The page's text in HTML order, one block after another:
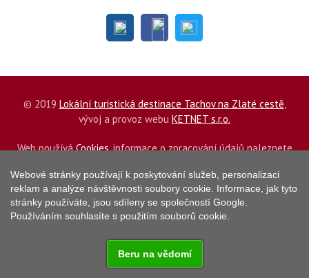
© 2019 Lokální turistická destinace Tachov na Zlaté cestě,
vývoj a provoz webu KETNET s.r.o.
Web používáCookies, informace o zpracování údajů naleznete
Webové stránky používají k poskytování služeb, personalizaci
reklam a analýze návštěvnosti soubory cookie. Informace, jak tyto
stránky používáte, jsou sdíleny se společností Google.
Používáním souhlasíte s použitím souborů cookie.
Beru na vědomí